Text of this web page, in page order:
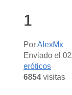
1
PorAlexMx
Enviado el
eróticos
6854visitas